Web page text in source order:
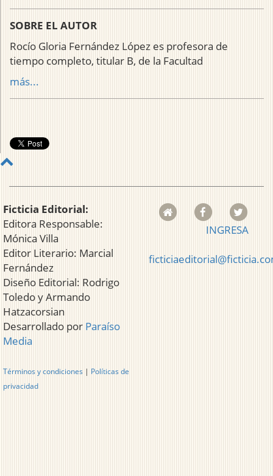
SOBRE EL AUTOR
Rocío Gloria Fernández López es profesora de
tiempo completo, titular B, de la Facultad
más...
Ficticia Editorial:
Editora Responsable:
Mónica Villa
Editor Literario: Marcial
Fernández
Diseño Editorial: Rodrigo
Toledo y Armando
Hatzacorsian
Desarrollado por Paraíso
Media
Términos y condiciones | Políticas de
privacidad
INGRESA